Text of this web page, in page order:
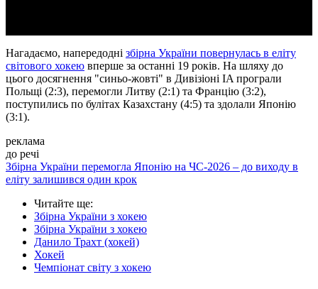
Нагадаємо, напередодні збірна України повернулась в еліту
світового хокею вперше за останні 19 років. На шляху до
цього досягнення "синьо-жовті" в Дивізіоні IA програли
Польщі (2:3), перемогли Литву (2:1) та Францію (3:2),
поступились по булітах Казахстану (4:5) та здолали Японію
(3:1).
реклама
до речі
Збірна України перемогла Японію на ЧС-2026 – до виходу в
еліту залишився один крок
Читайте ще:
Збірна України з хокею
Збірна України з хокею
Данило Трахт (хокей)
Хокей
Чемпіонат світу з хокею